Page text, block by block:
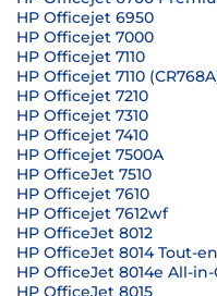
HP Officejet 6950
HP Officejet 7000
HP Officejet 7110
HP Officejet 7110
HP Officejet 7210
HP Officejet 7310
HP Officejet 7410
HP Officejet 7500A
HP OfficeJet 7510
HP Officejet 7610
HP Officejet 7612wf
HP OfficeJet 8012
HP OfficeJet 8014 Tout-
HP OfficeJet 8014e All-
HP OfficeJet 8015